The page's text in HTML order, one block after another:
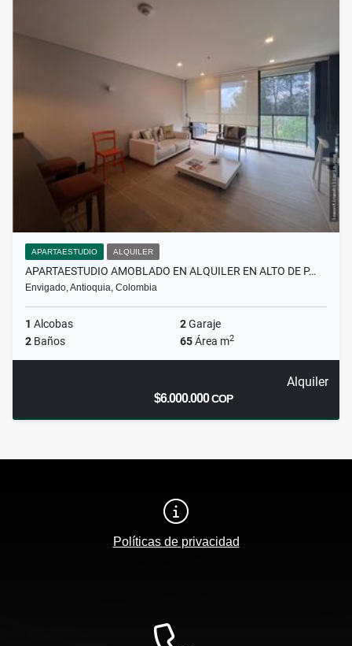
APARTAESTUDIO ALQUILER
APARTAESTUDIO AMOBLADO EN ALQUILER EN ALTO DE P…
Envigado, Antioquia, Colombia
1 Alcobas 2Garaje
2 Baños 65Área m2
Alquiler
$6.000.000COP
Políticas de privacidad